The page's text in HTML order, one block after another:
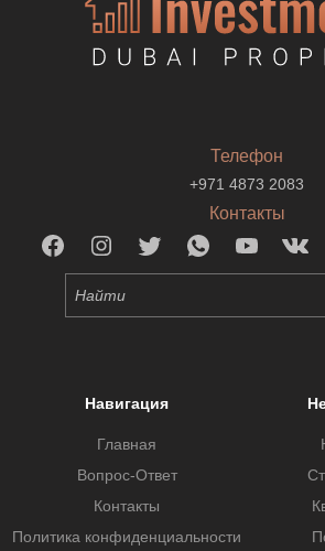
Телефон
+971 4873 2083
Контакты
Навигация
Главная
Вопрос-Ответ
Контакты
Политика конфиденциальности